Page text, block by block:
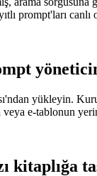
prompt'ları
yükleyin.
e-tablonun
kitaplığa